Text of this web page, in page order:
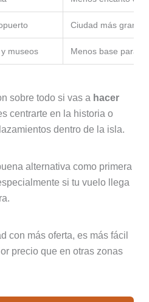
Ciudad más
museos Menos base para
sobre todo si vas a hacer
centrarte en la historia o
dentro de la isla.
alternativa como primera
si tu vuelo llega
con más oferta, es más fácil
precio que en otras zonas